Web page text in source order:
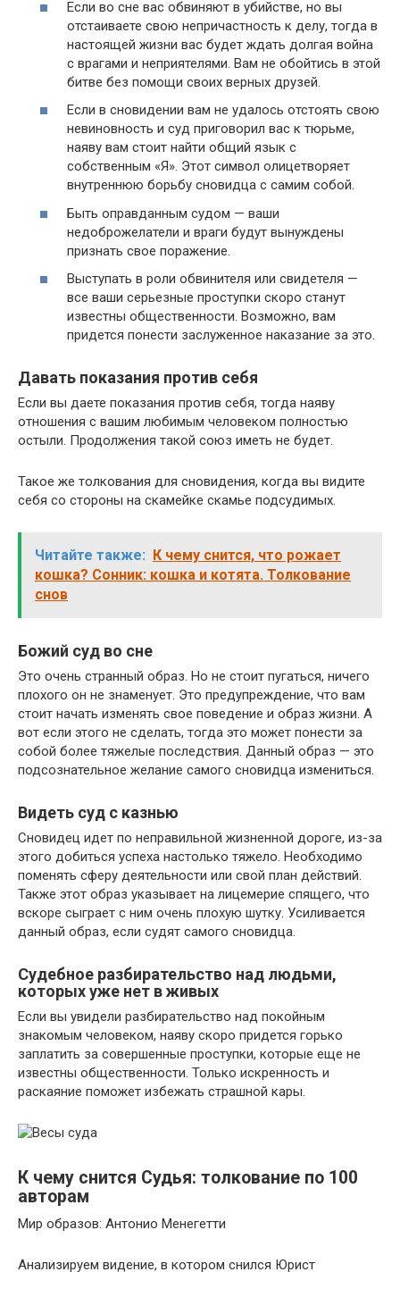
Если во сне вас обвиняют в убийстве, но вы
отстаиваете свою непричастность к делу, тогда в
настоящей жизни вас будет ждать долгая война
с врагами и неприятелями. Вам не обойтись в этой
битве без помощи своих верных друзей.
Если в сновидении вам не удалось отстоять свою
невиновность и суд приговорил вас к тюрьме,
наяву вам стоит найти общий язык с
собственным «Я». Этот символ олицетворяет
внутреннюю борьбу сновидца с самим собой.
Быть оправданным судом — ваши
недоброжелатели и враги будут вынуждены
признать свое поражение.
Выступать в роли обвинителя или свидетеля —
все ваши серьезные проступки скоро станут
известны общественности. Возможно, вам
придется понести заслуженное наказание за это.
Давать показания против себя
Если вы даете показания против себя, тогда наяву
отношения с вашим любимым человеком полностью
остыли. Продолжения такой союз иметь не будет.
Такое же толкования для сновидения, когда вы видите
себя со стороны на скамейке скамье подсудимых.
Читайте также: К чему снится, что рожает
кошка? Сонник: кошка и котята. Толкование
снов
Божий суд во сне
Это очень странный образ. Но не стоит пугаться, ничего
плохого он не знаменует. Это предупреждение, что вам
стоит начать изменять свое поведение и образ жизни. А
вот если этого не сделать, тогда это может понести за
собой более тяжелые последствия. Данный образ — это
подсознательное желание самого сновидца измениться.
Видеть суд с казнью
Сновидец идет по неправильной жизненной дороге, из-за
этого добиться успеха настолько тяжело. Необходимо
поменять сферу деятельности или свой план действий.
Также этот образ указывает на лицемерие спящего, что
вскоре сыграет с ним очень плохую шутку. Усиливается
данный образ, если судят самого сновидца.
Судебное разбирательство над людьми,
которых уже нет в живых
Если вы увидели разбирательство над покойным
знакомым человеком, наяву скоро придется горько
заплатить за совершенные проступки, которые еще не
известны общественности. Только искренность и
раскаяние поможет избежать страшной кары.
К чему снится Судья: толкование по 100
авторам
Мир образов: Антонио Менегетти
Анализируем видение, в котором снился Юрист